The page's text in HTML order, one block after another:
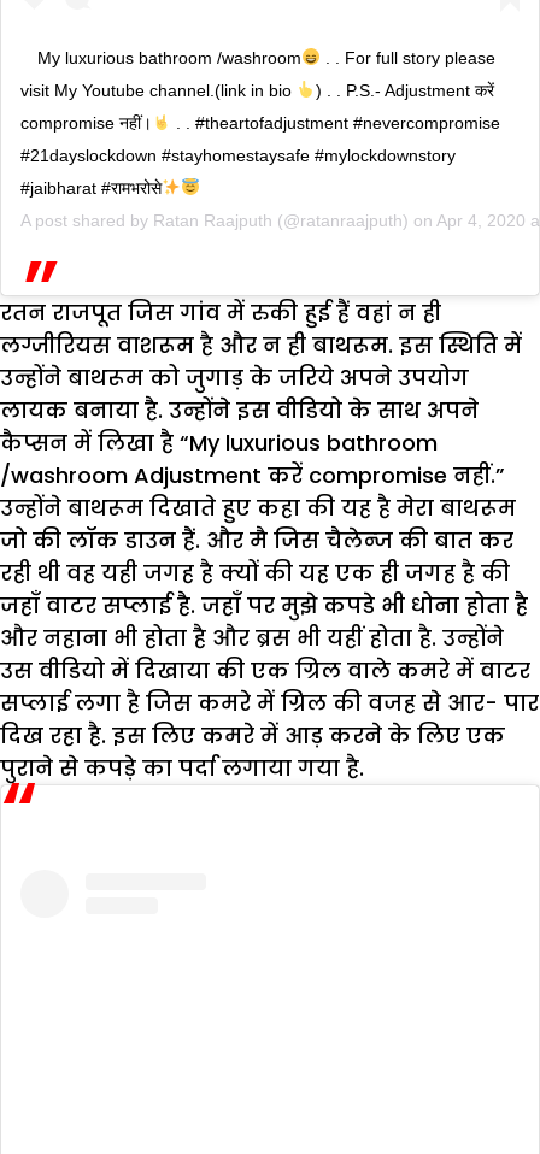
My luxurious bathroom /washroom
. . For full story please
visit My Youtube channel.(link in bio
) . . P.S.- Adjustment करें
compromise नहीं।
. . #theartofadjustment #nevercompromise
#21dayslockdown #stayhomestaysafe #mylockdownstory
#jaibharat #रामभरोसे
A post shared by Ratan Raajputh (@ratanraajputh) on Apr 4, 2020
रतन राजपूत जिस गांव में रुकी हुई हैं वहां न ही
लग्जीरियस वाशरूम है और न ही बाथरूम. इस स्थिति में
उन्होंने बाथरूम को जुगाड़ के जरिये अपने उपयोग
लायक बनाया है. उन्होंने इस वीडियो के साथ अपने
कैप्सन में लिखा है “My luxurious bathroom
/washroom Adjustment करें compromise नहीं.”
उन्होंने बाथरूम दिखाते हुए कहा की यह है मेरा बाथरूम
जो की लॉक डाउन हैं. और मै जिस चैलेन्ज की बात कर
रही थी वह यही जगह है क्यों की यह एक ही जगह है की
जहाँ वाटर सप्लाई है. जहाँ पर मुझे कपडे भी धोना होता है
और नहाना भी होता है और ब्रस भी यहीं होता है. उन्होंने
उस वीडियो में दिखाया की एक ग्रिल वाले कमरे में वाटर
सप्लाई लगा है जिस कमरे में ग्रिल की वजह से आर- पार
दिख रहा है. इस लिए कमरे में आड़ करने के लिए एक
पुराने से कपड़े का पर्दा लगाया गया है.